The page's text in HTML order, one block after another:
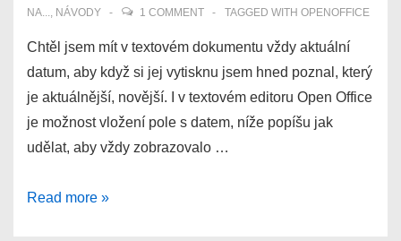
NA..., NÁVODY 1 COMMENT TAGGED WITH OPENOFFICE
Chtěl jsem mít v textovém dokumentu vždy aktuální
datum, aby když si jej vytisknu jsem hned poznal, který
je aktuálnější, novější. I v textovém editoru Open Office
je možnost vložení pole s datem, níže popíšu jak
udělat, aby vždy zobrazovalo …
Jak
Read more »